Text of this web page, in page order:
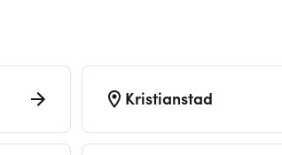
Kristianstad